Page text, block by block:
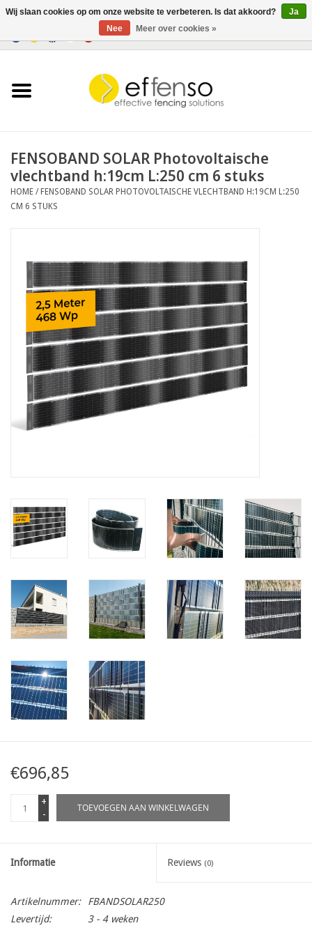
Verlichting
Outlet
Documenten
Kaart
Contact
Blog
FENSOBAND SOLAR Photovoltaische
vlechtband h:19cm L:250 cm 6 stuks
HOME /FENSOBAND SOLAR PHOTOVOLTAISCHE VLECHTBAND H:19CM L:250
CM 6 STUKS
€696,85
+
-
TOEVOEGEN AAN WINKELWAGEN
Informatie Reviews (0)
Artikelnummer:
FBANDSOLAR250
Levertijd:
3 - 4 weken
Wij slaan cookies op om onze website te verbeteren. Is dat akkoord?
Ja
Nee
Meer over cookies »